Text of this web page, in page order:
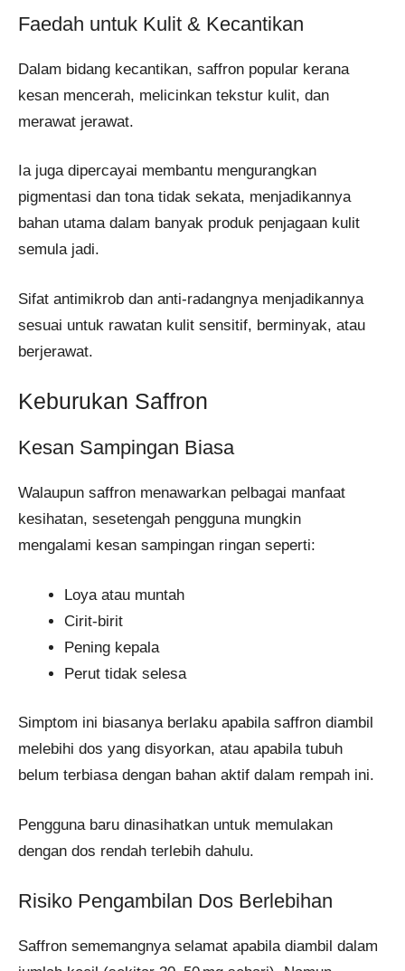
Faedah untuk Kulit & Kecantikan
Dalam bidang kecantikan, saffron popular kerana
kesan mencerah, melicinkan tekstur kulit, dan
merawat jerawat.
Ia juga dipercayai membantu mengurangkan
pigmentasi dan tona tidak sekata, menjadikannya
bahan utama dalam banyak produk penjagaan kulit
semula jadi.
Sifat antimikrob dan anti-radangnya menjadikannya
sesuai untuk rawatan kulit sensitif, berminyak, atau
berjerawat.
Keburukan Saffron
Kesan Sampingan Biasa
Walaupun saffron menawarkan pelbagai manfaat
kesihatan, sesetengah pengguna mungkin
mengalami kesan sampingan ringan seperti:
Loya atau muntah
Cirit-birit
Pening kepala
Perut tidak selesa
Simptom ini biasanya berlaku apabila saffron diambil
melebihi dos yang disyorkan, atau apabila tubuh
belum terbiasa dengan bahan aktif dalam rempah ini.
Pengguna baru dinasihatkan untuk memulakan
dengan dos rendah terlebih dahulu.
Risiko Pengambilan Dos Berlebihan
Saffron sememangnya selamat apabila diambil dalam